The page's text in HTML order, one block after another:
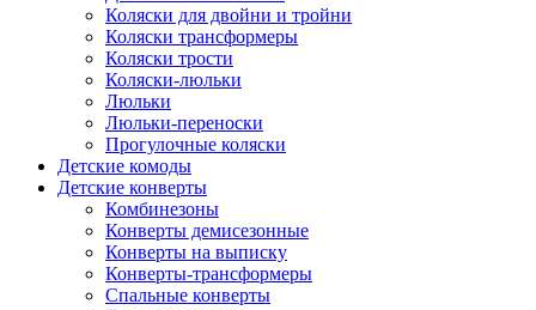
Коляски для двойни и тройни
Коляски трансформеры
Коляски трости
Коляски-люльки
Люльки
Люльки-переноски
Прогулочные коляски
Детские комоды
Детские конверты
Комбинезоны
Конверты демисезонные
Конверты на выписку
Конверты-трансформеры
Спальные конверты